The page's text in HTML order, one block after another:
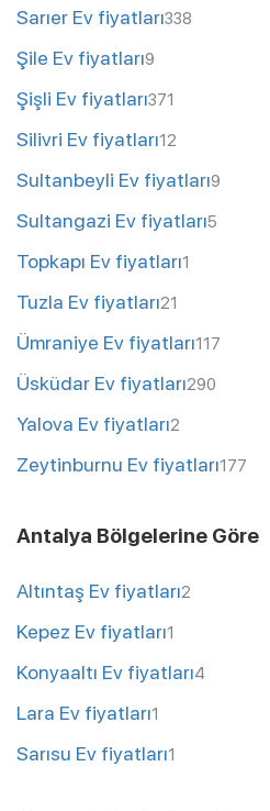
Sarıer Ev fiyatları338
Şile Ev fiyatları9
Şişli Ev fiyatları371
Silivri Ev fiyatları12
Sultanbeyli Ev fiyatları9
Sultangazi Ev fiyatları5
Topkapı Ev fiyatları1
Tuzla Ev fiyatları21
Ümraniye Ev fiyatları117
Üsküdar Ev fiyatları290
Yalova Ev fiyatları2
Zeytinburnu Ev fiyatları177
Antalya Bölgelerine Göre
Altıntaş Ev fiyatları2
Kepez Ev fiyatları1
Konyaaltı Ev fiyatları4
Lara Ev fiyatları1
Sarısu Ev fiyatları1